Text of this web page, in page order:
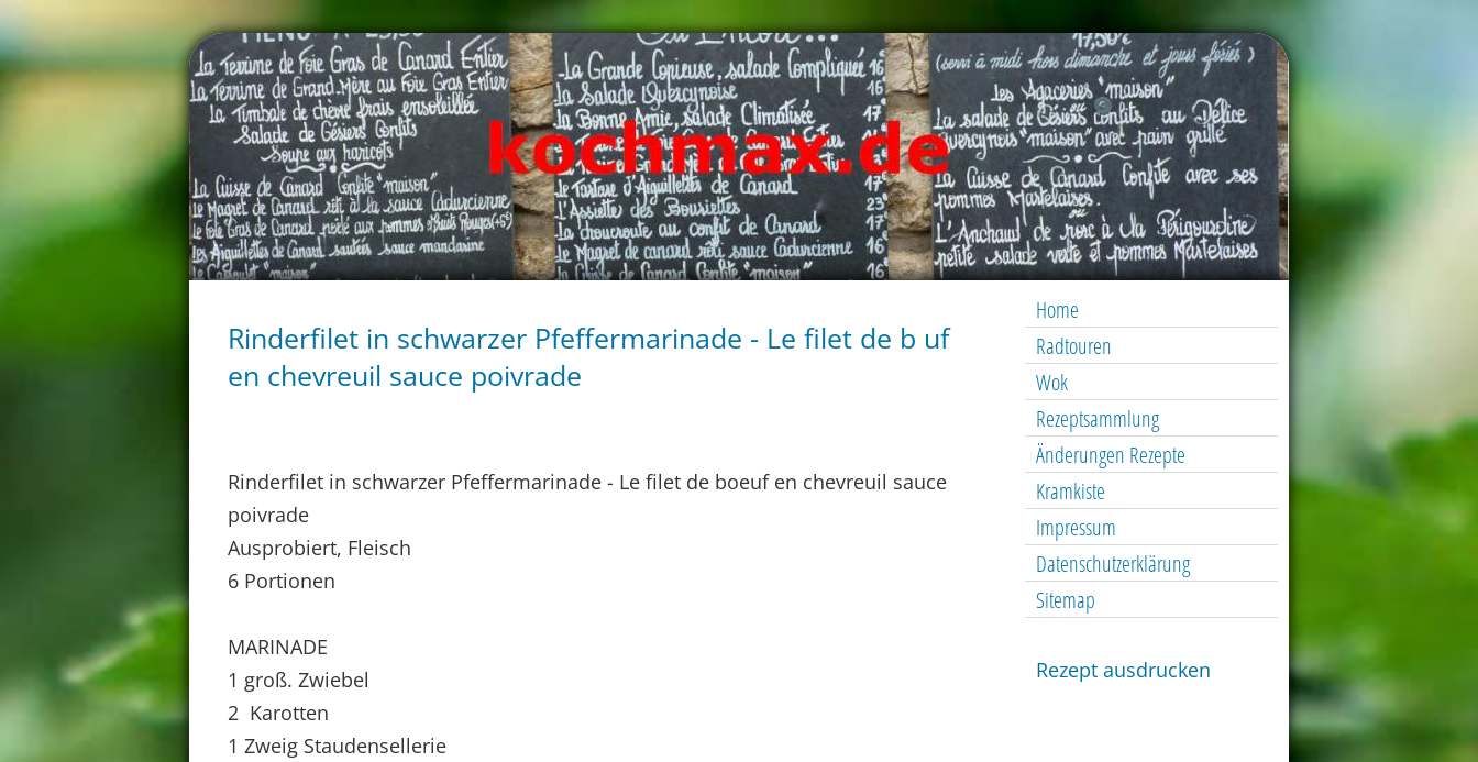
Home
Radtouren
Wok
Rezeptsammlung
Änderungen Rezepte
Kramkiste
Impressum
Datenschutzerklärung
Sitemap
Rezept ausdrucken
Rinderfilet in schwarzer Pfeffermarinade - Le filet de b uf
en chevreuil sauce poivrade
Rinderfilet in schwarzer Pfeffermarinade - Le filet de boeuf en chevreuil sauce
poivrade
Ausprobiert, Fleisch
6 Portionen
MARINADE
1 groß. Zwiebel
2 Karotten
1 Zweig Staudensellerie